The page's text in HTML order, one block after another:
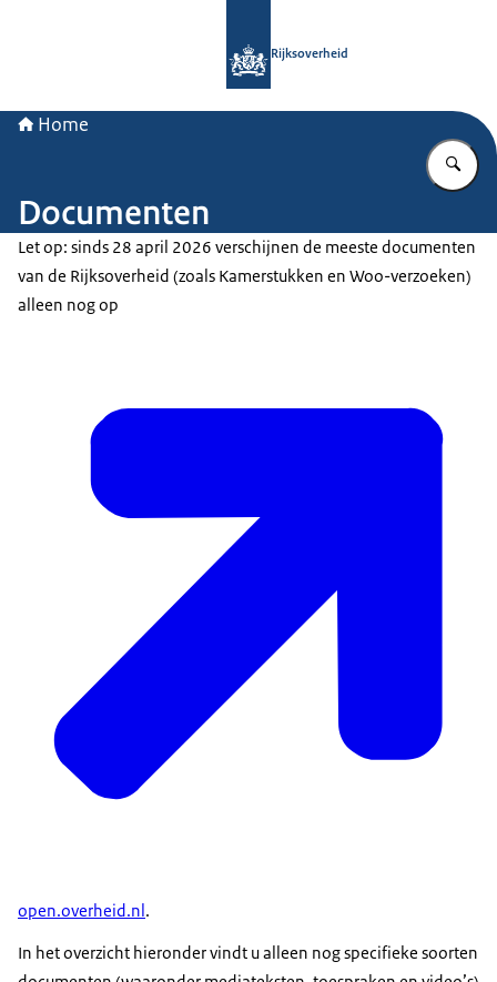
Rijksoverheid
Home
Documenten
Let op: sinds 28 april 2026 verschijnen de meeste documenten
van de Rijksoverheid (zoals Kamerstukken en Woo-verzoeken)
alleen nog op
open.overheid.nl.
In het overzicht hieronder vindt u alleen nog specifieke soorten